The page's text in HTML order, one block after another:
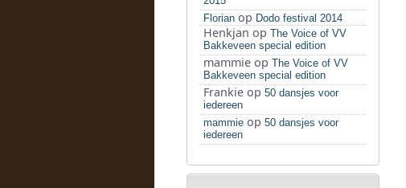
Florian op Dodo festival 2014
Henkjan op The Voice of VV
Bakkeveen special edition
mammie op The Voice of VV
Bakkeveen special edition
Frankie op 50 dansjes voor
iedereen
mammie op 50 dansjes voor
iedereen